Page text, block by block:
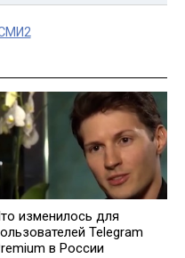
изменилось для
Telegram
в России